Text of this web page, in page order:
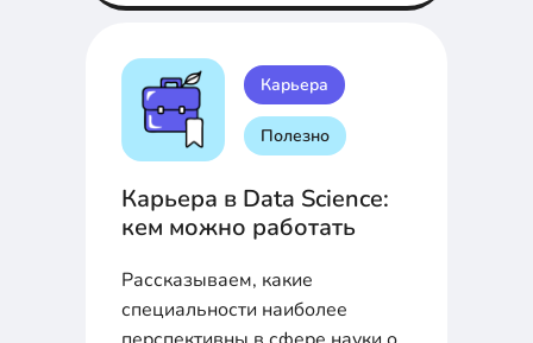
ML
Карьера
Полезно
Карьера в Data Science:
кем можно работать
Рассказываем, какие
специальности наиболее